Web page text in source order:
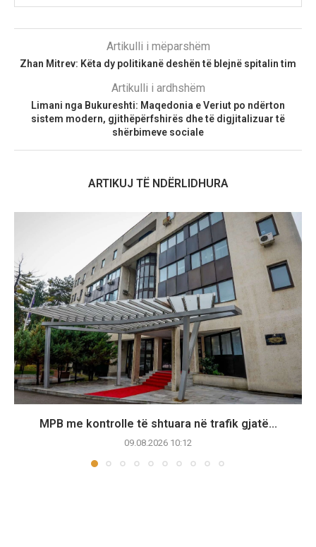
Artikulli i mëparshëm
Zhan Mitrev: Këta dy politikanë deshën të blejnë spitalin tim
Artikulli i ardhshëm
Limani nga Bukureshti: Maqedonia e Veriut po ndërton
sistem modern, gjithëpërfshirës dhe të digjitalizuar të
shërbimeve sociale
ARTIKUJ TË NDËRLIDHURA
MPB me kontrolle të shtuara në trafik gjatë...
09.08.2026 10:12